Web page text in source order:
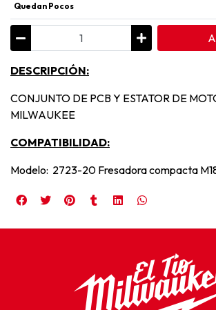
Quedan Pocos
DESCRIPCIÓN:
CONJUNTO DE PCB Y ESTATOR DE
MILWAUKEE
COMPATIBILIDAD:
Modelo: 2723-20 Fresadora compacta